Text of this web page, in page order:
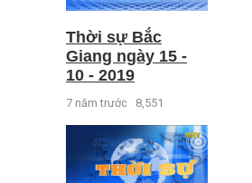
Thời sự Bắc
Giang ngày 15 -
10 - 2019
7 năm trước 8,551